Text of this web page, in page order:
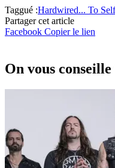
Taggué :Hardwired... To
Partager cet article
Facebook Copier le lien
On vous